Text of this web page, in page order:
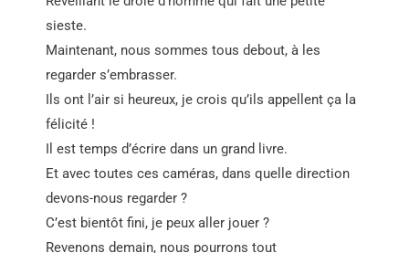
sieste.
Maintenant, nous sommes tous debout, à les
regarder s’embrasser.
Ils ont l’air si heureux, je crois qu’ils appellent ça la
félicité !
Il est temps d’écrire dans un grand livre.
Et avec toutes ces caméras, dans quelle direction
devons-nous regarder ?
C’est bientôt fini, je peux aller jouer ?
Revenons demain, nous pourrons tout